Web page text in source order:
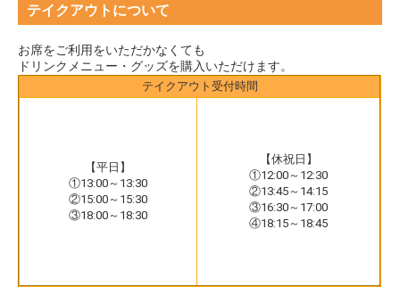
テイクアウトについて
お席をご利用をいただかなくても
ドリンクメニュー・グッズを購入いただけます。
テイクアウト受付時間
【平日】
①13:00～13:30
②15:00～15:30
③18:00～18:30
【休祝日】
①12:00～12:30
②13:45～14:15
③16:30～17:00
④18:15～18:45